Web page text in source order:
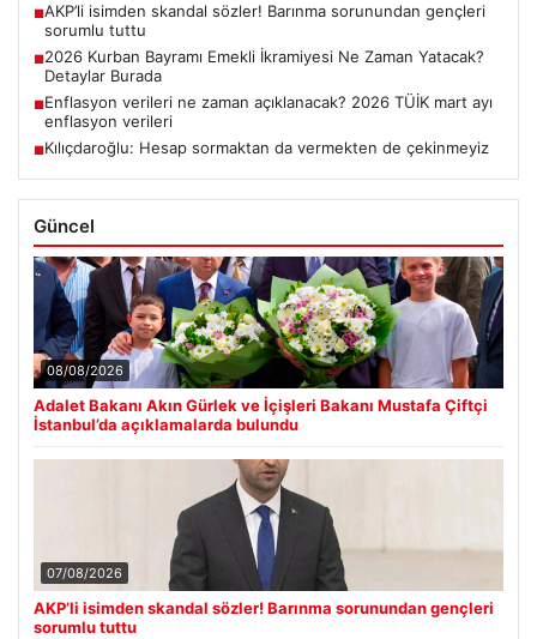
■AKP’li isimden skandal sözler! Barınma sorunundan gençleri
sorumlu tuttu
■2026 Kurban Bayramı Emekli İkramiyesi Ne Zaman Yatacak?
Detaylar Burada
■Enflasyon verileri ne zaman açıklanacak? 2026 TÜİK mart ayı
enflasyon verileri
■Kılıçdaroğlu: Hesap sormaktan da vermekten de çekinmeyiz
Güncel
08/08/2026
Adalet Bakanı Akın Gürlek ve İçişleri Bakanı Mustafa Çiftçi
İstanbul’da açıklamalarda bulundu
07/08/2026
AKP’li isimden skandal sözler! Barınma sorunundan gençleri
sorumlu tuttu